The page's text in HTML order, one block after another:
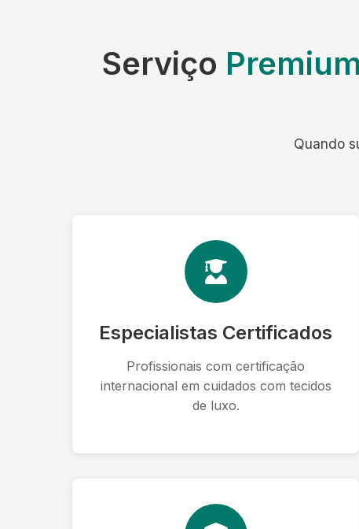
Serviço
Quando
Especialistas Certificados
Profissionais com certificação
internacional em cuidados com tecidos
de luxo.